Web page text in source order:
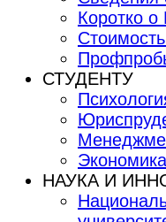
Коротко
СТУДЕНТУ
Экономика
НАУКА И